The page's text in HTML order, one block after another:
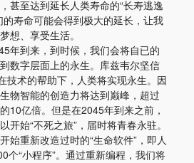
甚至达到延长人类寿命的“长寿逃逸
寿命可能会得到极大的延长，让我
想、享受生活。
年到来，到时候，我们会将自已的
数字层面上的永生。库兹韦尔坚信
技术的帮助下，人类将实现永生。因
物智能的创造力将达到巅峰，超过
10亿倍。但是在2045年到来之前，
开始“不死之旅”，届时将青春永驻。
始重新改造过时的“生命软件”，即人
个“小程序”。通过重新编程，我们将